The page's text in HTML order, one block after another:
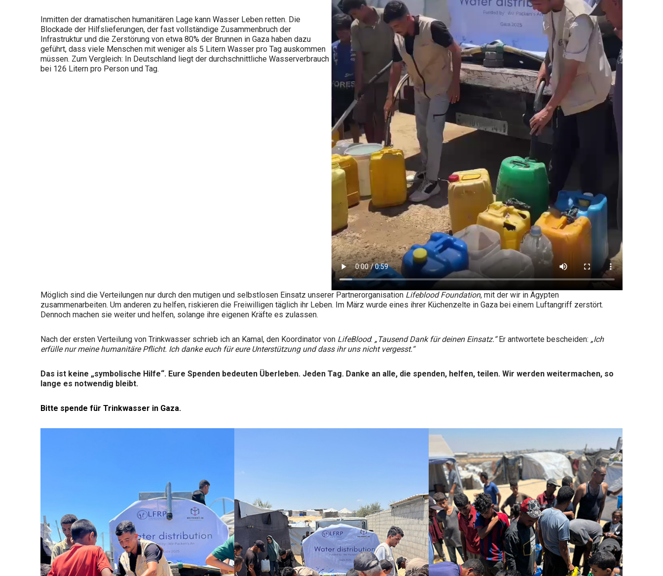
Inmitten der dramatischen humanitären Lage kann Wasser Leben retten. Die
Blockade der Hilfslieferungen, der fast vollständige Zusammenbruch der
Infrastruktur und die Zerstörung von etwa 80% der Brunnen in Gaza haben dazu
geführt, dass viele Menschen mit weniger als 5 Litern Wasser pro Tag auskommen
müssen. Zum Vergleich: In Deutschland liegt der durchschnittliche Wasserverbrauch
bei 126 Litern pro Person und Tag.
Möglich sind die Verteilungen nur durch den mutigen und selbstlosen Einsatz unserer Partnerorganisation Lifeblood Foundation, mit der wir in Ägypten
zusammenarbeiten. Um anderen zu helfen, riskieren die Freiwilligen täglich ihr Leben. Im März wurde eines ihrer Küchenzelte in Gaza bei einem Luftangriff zerstört.
Dennoch machen sie weiter und helfen, solange ihre eigenen Kräfte es zulassen.
Nach der ersten Verteilung von Trinkwasser schrieb ich an Kamal, den Koordinator von LifeBlood: „Tausend Dank für deinen Einsatz.“Er antwortete bescheiden: „Ich
erfülle nur meine humanitäre Pflicht. Ich danke euch für eure Unterstützung und dass ihr uns nicht vergesst.“
Das ist keine „symbolische Hilfe“. Eure Spenden bedeuten Überleben. Jeden Tag. Danke an alle, die spenden, helfen, teilen. Wir werden weitermachen, so
lange es notwendig bleibt.
Bitte spende für Trinkwasser in Gaza.